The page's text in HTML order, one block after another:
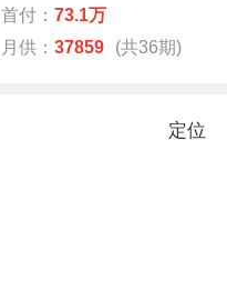
首付： 73.1万
月供： 37859 (共36期)
定位